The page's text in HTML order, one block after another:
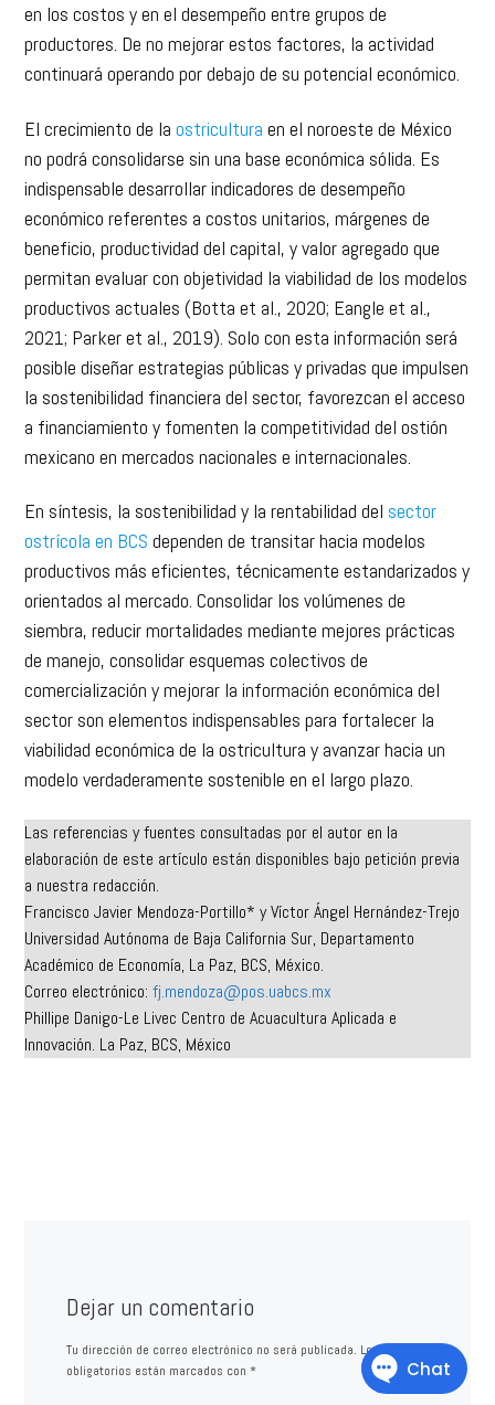
en los costos y en el desempeño entre grupos de
productores. De no mejorar estos factores, la actividad
continuará operando por debajo de su potencial económico.
El crecimiento de laostriculturaen el noroeste de México
no podrá consolidarse sin una base económica sólida. Es
indispensable desarrollar indicadores de desempeño
económico referentes a costos unitarios, márgenes de
beneficio, productividad del capital, y valor agregado que
permitan evaluar con objetividad la viabilidad de los modelos
productivos actuales (Botta et al., 2020; Eangle et al.,
2021; Parker et al., 2019). Solo con esta información será
posible diseñar estrategias públicas y privadas que impulsen
la sostenibilidad financiera del sector, favorezcan el acceso
a financiamiento y fomenten la competitividad del ostión
mexicano en mercados nacionales e internacionales.
En síntesis, la sostenibilidad y la rentabilidad del sector
ostrícola en BCS dependen de transitar hacia modelos
productivos más eficientes, técnicamente estandarizados y
orientados al mercado. Consolidar los volúmenes de
siembra, reducir mortalidades mediante mejores prácticas
de manejo, consolidar esquemas colectivos de
comercialización y mejorar la información económica del
sector son elementos indispensables para fortalecer la
viabilidad económica de la ostricultura y avanzar hacia un
modelo verdaderamente sostenible en el largo plazo.
Las referencias y fuentes consultadas por el autor en la
elaboración de este artículo están disponibles bajo petición previa
a nuestra redacción.
Francisco Javier Mendoza-Portillo* y Víctor Ángel Hernández-Trejo
Universidad Autónoma de Baja California Sur, Departamento
Académico de Economía, La Paz, BCS, México.
Correo electrónico:fj.mendoza@pos.uabcs.mx
Phillipe Danigo-Le Livec Centro de Acuacultura Aplicada e
Innovación. La Paz, BCS, México
Dejar un comentario
Tu dirección de correo electrónico no será publicada. Los campos
obligatorios están marcados con *